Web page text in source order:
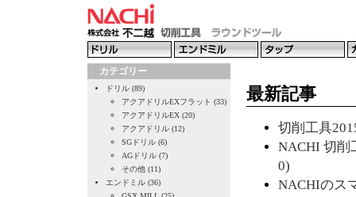
カテゴリー
ドリル (89)
アクアドリルEXフラット (33)
アクアドリルEX (20)
アクアドリル (12)
SGドリル (6)
AGドリル (7)
その他 (11)
エンドミル (36)
最新記事
切削工具
NACHI 切削
0)
NACHIのス